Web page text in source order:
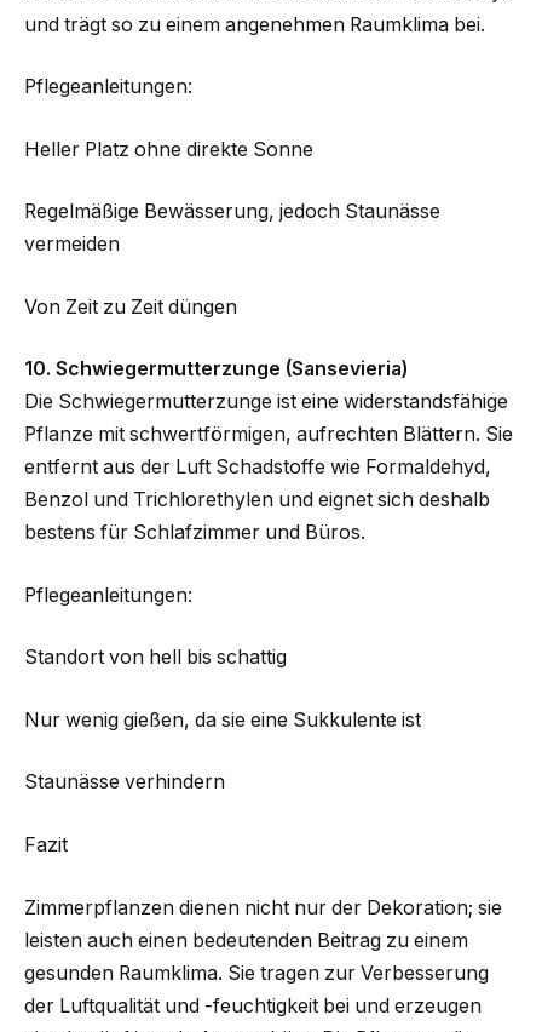
und trägt so zu einem angenehmen Raumklima bei.
Pflegeanleitungen:
Heller Platz ohne direkte Sonne
Regelmäßige Bewässerung, jedoch Staunässe
vermeiden
Von Zeit zu Zeit düngen
10. Schwiegermutterzunge (Sansevieria)
Die Schwiegermutterzunge ist eine widerstandsfähige
Pflanze mit schwertförmigen, aufrechten Blättern. Sie
entfernt aus der Luft Schadstoffe wie Formaldehyd,
Benzol und Trichlorethylen und eignet sich deshalb
bestens für Schlafzimmer und Büros.
Pflegeanleitungen:
Standort von hell bis schattig
Nur wenig gießen, da sie eine Sukkulente ist
Staunässe verhindern
Fazit
Zimmerpflanzen dienen nicht nur der Dekoration; sie
leisten auch einen bedeutenden Beitrag zu einem
gesunden Raumklima. Sie tragen zur Verbesserung
der Luftqualität und -feuchtigkeit bei und erzeugen